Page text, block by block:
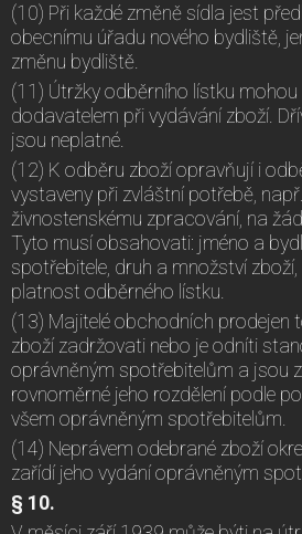
(10) Při každé změně sídla jest
obecnímu úřadu nového bydliště,
změnu bydliště.
(11) Útržky odběrního lístku
dodavatelem při vydávání zboží.
jsou neplatné.
(12) K odběru zboží opravňují i
vystaveny při zvláštní potřebě,
živnostenskému zpracování, na
Tyto musí obsahovati: jméno a
spotřebitele, druh a množství
platnost odběrného lístku.
(13) Majitelé obchodních prodejen
zboží zadržovati nebo je odníti
oprávněným spotřebitelům a jsou
rovnoměrné jeho rozdělení podle
všem oprávněným spotřebitelům.
(14) Neprávem odebrané zboží
zařídí jeho vydání oprávněným
§ 10.